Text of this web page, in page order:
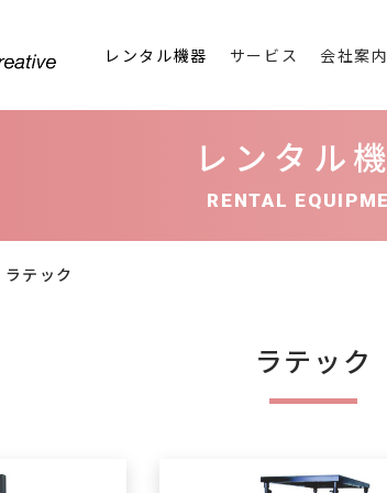
レンタル機器 サービス 会社案内
レンタル
RENTAL
ラテック
ラテック